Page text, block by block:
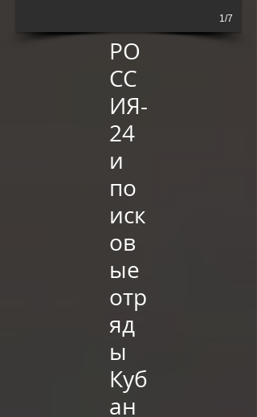
1/7
РО
СС
ИЯ-
24
и
по
иск
ов
ые
отр
яд
ы
Куб
ан